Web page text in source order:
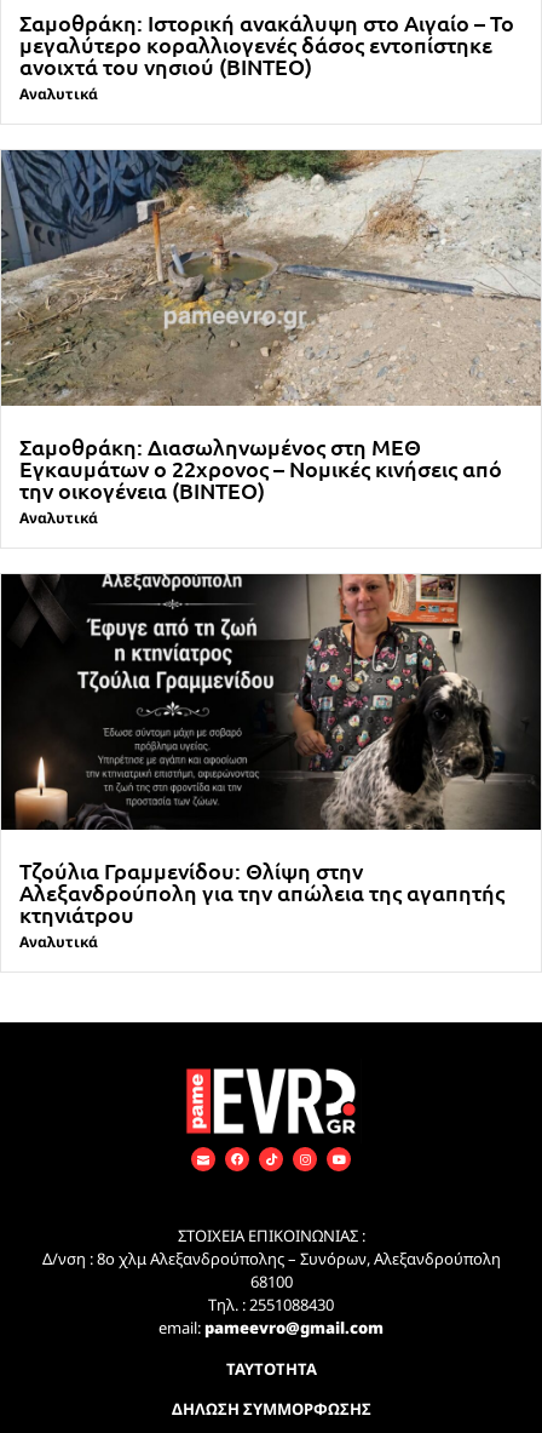
Σαμοθράκη: Ιστορική ανακάλυψη στο Αιγαίο – Το
μεγαλύτερο κοραλλιογενές δάσος εντοπίστηκε
ανοιχτά του νησιού (ΒΙΝΤΕΟ)
Αναλυτικά
Σαμοθράκη: Διασωληνωμένος στη ΜΕΘ
Εγκαυμάτων ο 22χρονος – Νομικές κινήσεις από
την οικογένεια (ΒΙΝΤΕΟ)
Αναλυτικά
Τζούλια Γραμμενίδου: Θλίψη στην
Αλεξανδρούπολη για την απώλεια της αγαπητής
κτηνιάτρου
Αναλυτικά
ΣΤΟΙΧΕΙΑ ΕΠΙΚΟΙΝΩΝΙΑΣ :
Δ/νση : 8ο χλμ Αλεξανδρούπολης – Συνόρων, Αλεξανδρούπολη
68100
Τηλ. : 2551088430
email:pameevro@gmail.com
ΤΑΥΤΟΤΗΤΑ
ΔΗΛΩΣΗ ΣΥΜΜΟΡΦΩΣΗΣ